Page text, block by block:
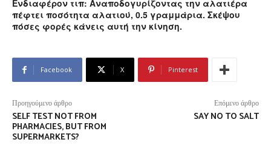
Ενδιαφέρον τιπ: Αναποδογυρίζοντας την αλατιέρα
πέφτει ποσότητα αλατιού, 0.5 γραμμάρια. Σκέψου
πόσες φορές κάνεις αυτή την κίνηση.
Facebook X Pinterest
Προηγούμενο άρθρο
SELF TEST NOT FROM
PHARMACIES, BUT FROM
SUPERMARKETS?
Επόμενο άρθρο
SAY NO TO SALT